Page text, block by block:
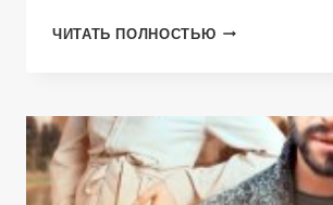
ЧИТАТЬ ПОЛНОСТЬЮ ИЗМЕНА.